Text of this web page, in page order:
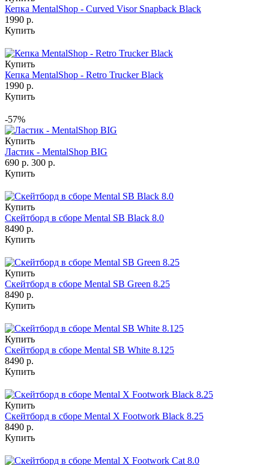
Кепка MentalShop - Curved Visor Snapback Black
1990 р.
Купить
Купить
Кепка MentalShop - Retro Trucker Black
1990 р.
Купить
-57%
Купить
Ластик - MentalShop BIG
690 р. 300 р.
Купить
Купить
Скейтборд в сборе Mental SB Black 8.0
8490 р.
Купить
Купить
Скейтборд в сборе Mental SB Green 8.25
8490 р.
Купить
Купить
Скейтборд в сборе Mental SB White 8.125
8490 р.
Купить
Купить
Скейтборд в сборе Mental X Footwork Black 8.25
8490 р.
Купить